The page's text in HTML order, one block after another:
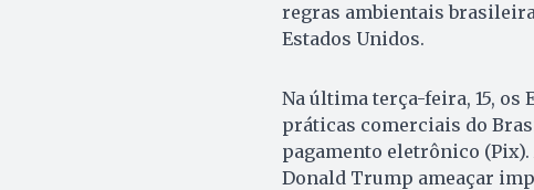
regras ambientais
Estados Unidos.
Na última terça-feira, 15,
práticas comerciais do
pagamento eletrônico
Donald Trump ameaçar